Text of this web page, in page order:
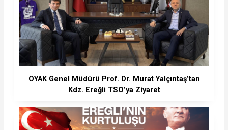
OYAK Genel Müdürü Prof. Dr. Murat Yalçıntaş’tan
Kdz. Ereğli TSO’ya Ziyaret